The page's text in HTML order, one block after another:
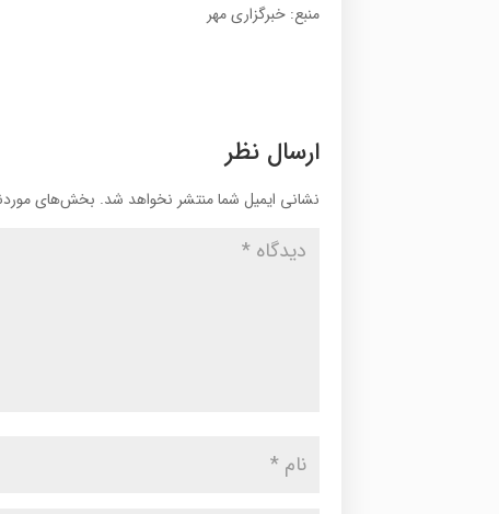
منبع: خبرگزاری مهر
ارسال نظر
نشانی ایمیل شما منتشر نخواهد شد. بخش‌های